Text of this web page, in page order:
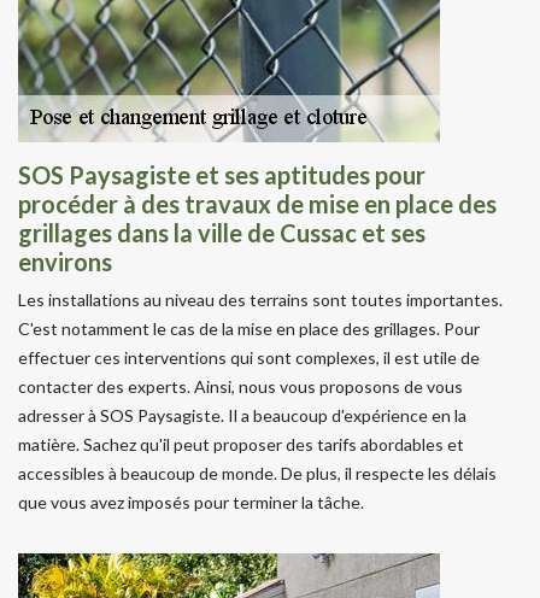
SOS Paysagiste et ses aptitudes pour
procéder à des travaux de mise en place des
grillages dans la ville de Cussac et ses
environs
Les installations au niveau des terrains sont toutes importantes.
C'est notamment le cas de la mise en place des grillages. Pour
effectuer ces interventions qui sont complexes, il est utile de
contacter des experts. Ainsi, nous vous proposons de vous
adresser à SOS Paysagiste. Il a beaucoup d'expérience en la
matière. Sachez qu'il peut proposer des tarifs abordables et
accessibles à beaucoup de monde. De plus, il respecte les délais
que vous avez imposés pour terminer la tâche.